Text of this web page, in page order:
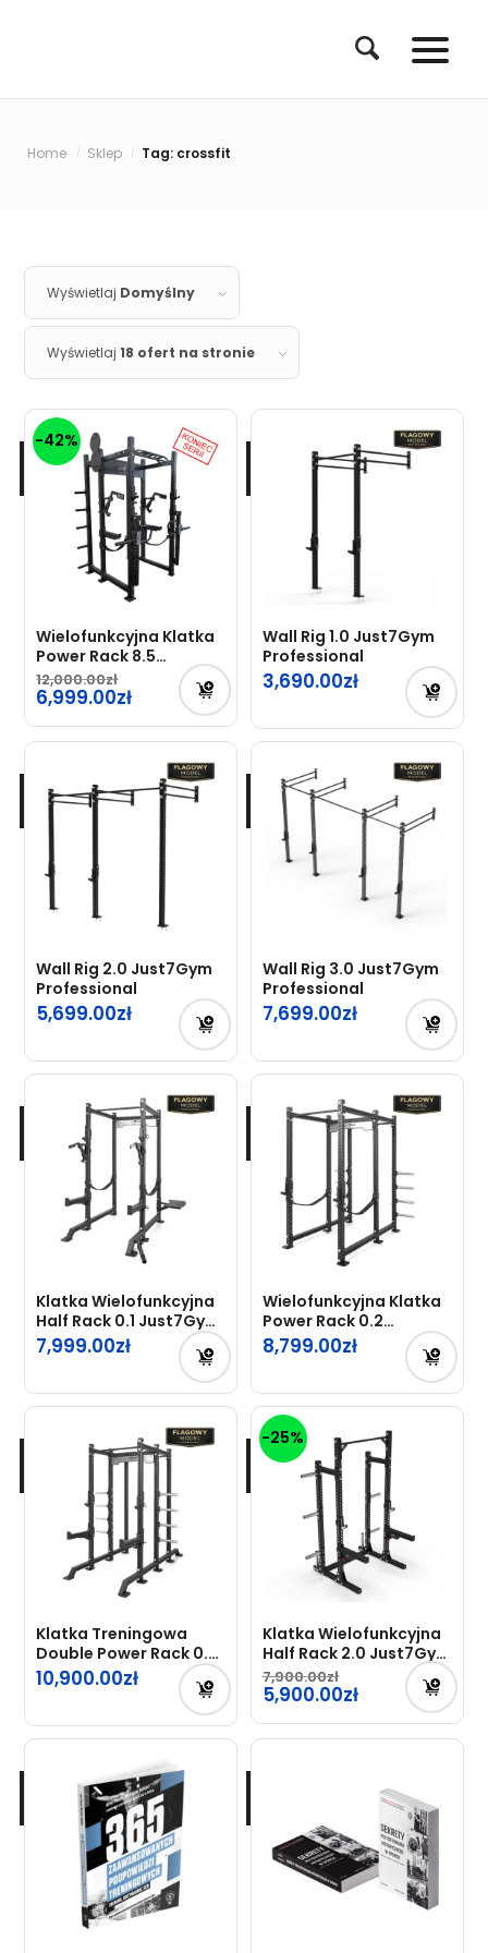
Home / Sklep / Tag: crossfit
Wyświetlaj Domyślny
Wyświetlaj18 ofert na stronie
-42%
Wielofunkcyjna Klatka
Power Rack 8.5
Just7Gym Professional
12,000.00
Pierwotna
cena
wynosiła:
6,999.00
Aktualna
cena
6,999.00zł.
Wall Rig 1.0 Just7Gym
Professional
3,690.00
Wall Rig 2.0 Just7Gym
Professional
5,699.00
Wall Rig 3.0 Just7Gym
Professional
7,699.00
Klatka Wielofunkcyjna
Half Rack 0.1 Just7Gym
Professional
7,999.00
Wielofunkcyjna Klatka
Power Rack 0.2
Just7Gym Professional
8,799.00
Klatka Treningowa
Double Power Rack 0.3
Just7Gym Professional
10,900.00
-25%
Klatka Wielofunkcyjna
Half Rack 2.0 Just7Gym
Professional
7,900.00
Pierwotna
cena
wynosiła:
5,900.00
Aktualna
cena